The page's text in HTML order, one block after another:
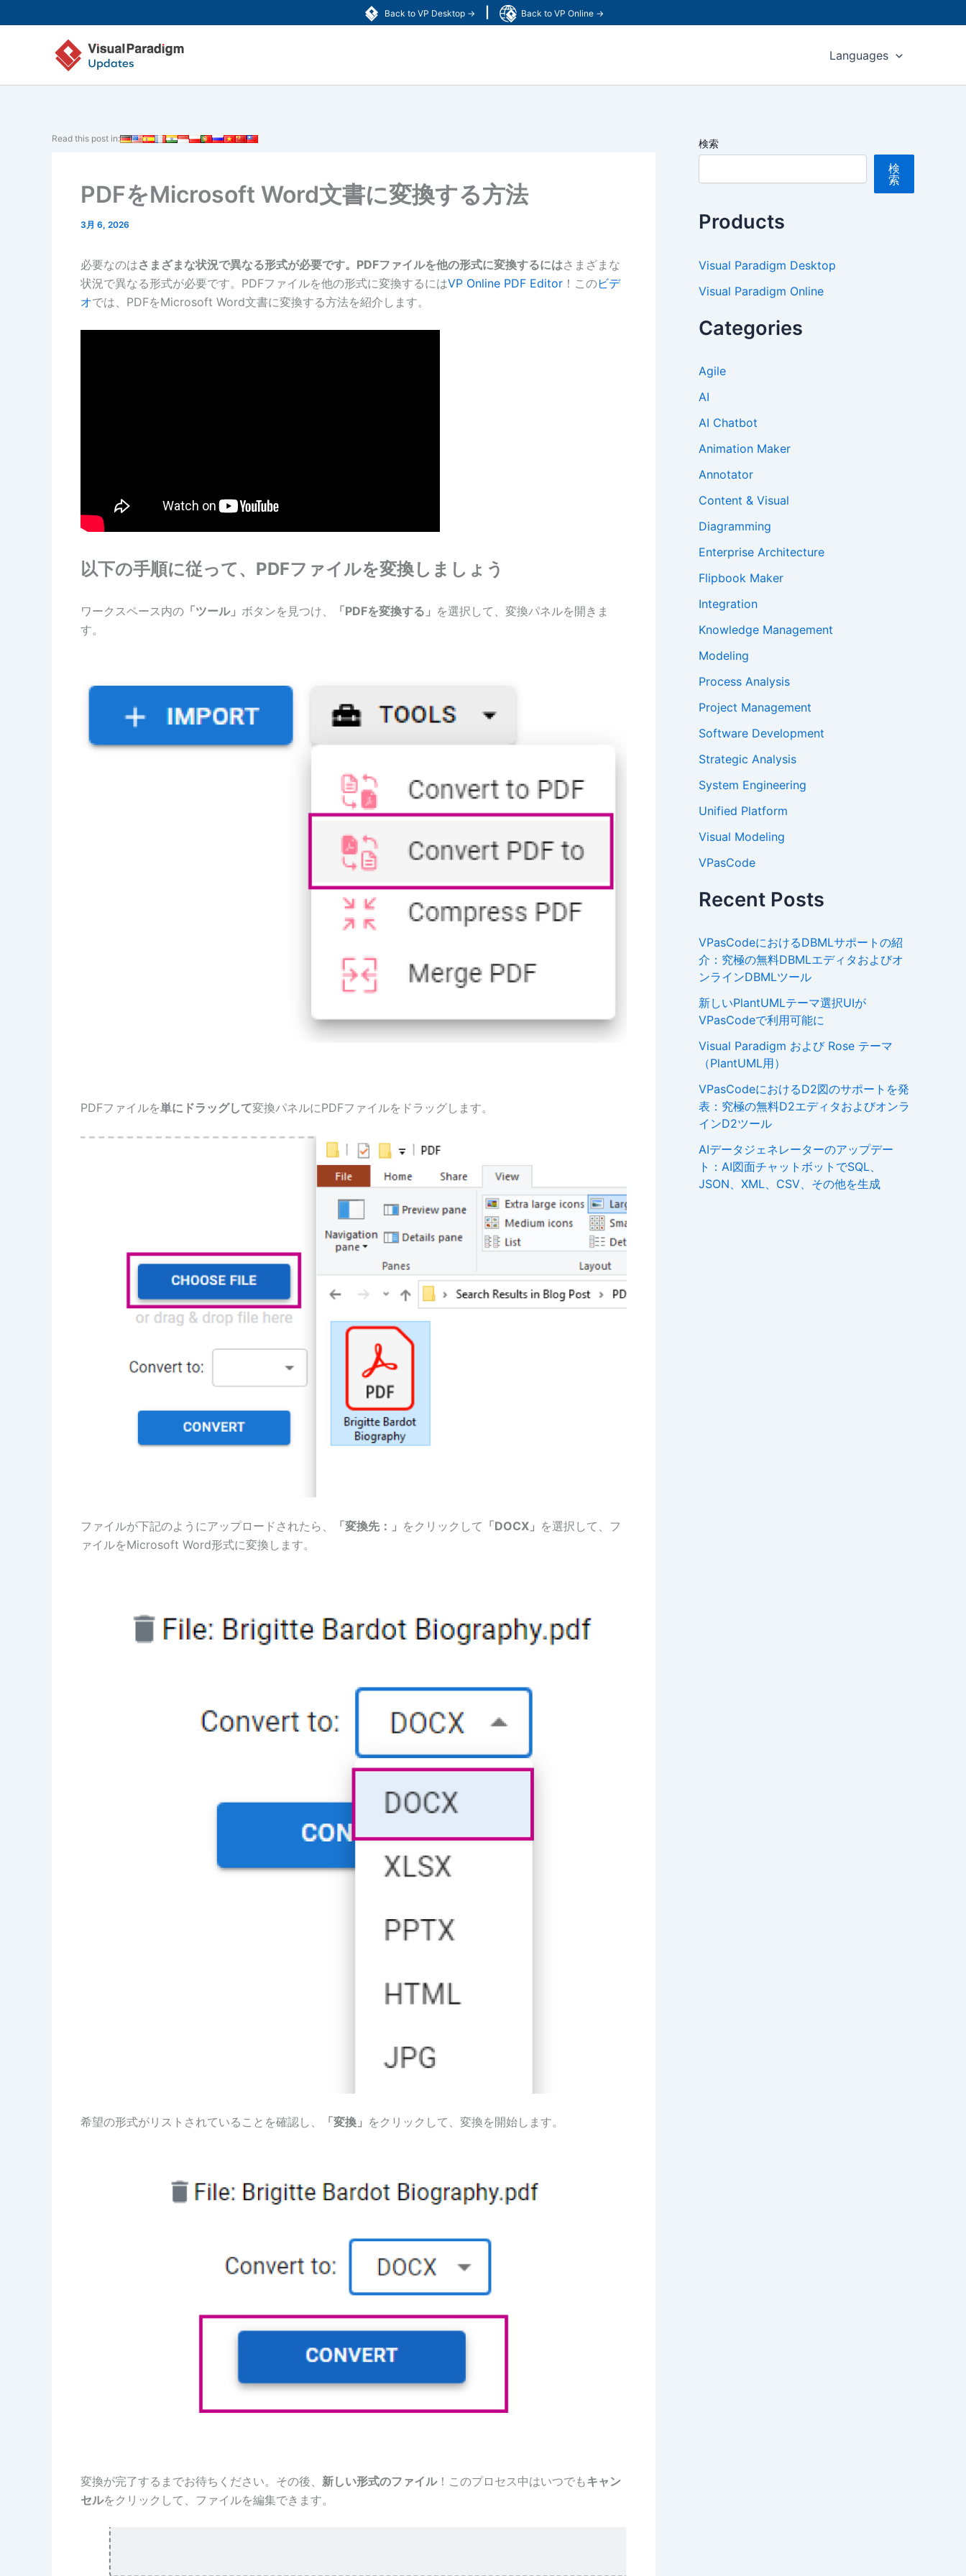
Back to VP Desktop → Back to VP Online →
容
キ
Languages
Read this post in:
PDFをMicrosoft Word文書に変換する方法
3月 6, 2026
必要なのはさまざまな状況で異なる形式が必要です。PDFファイルを他の形式に変換するにはさまざまな
状況で異なる形式が必要です。PDFファイルを他の形式に変換するにはVP Online PDF Editor ！このビデ
オでは、PDFをMicrosoft Word文書に変換する方法を紹介します。
以下の手順に従って、PDFファイルを変換しましょう
ワークスペース内の 「ツール」 ボタンを見つけ、 「PDFを変換する」 を選択して、変換パネルを開きま
す。
PDFファイルを単にドラッグして変換パネルにPDFファイルをドラッグします。
ファイルが下記のようにアップロードされたら、 「変換先：」 をクリックして 「DOCX」 を選択して、フ
ァイルをMicrosoft Word形式に変換します。
希望の形式がリストされていることを確認し、 「変換」 をクリックして、変換を開始します。
変換が完了するまでお待ちください。その後、 新しい形式のファイル！このプロセス中はいつでもキャン
セルをクリックして、ファイルを編集できます。
検索
検
索
Products
Visual Paradigm Desktop
Visual Paradigm Online
Categories
Agile
AI
AI Chatbot
Animation Maker
Annotator
Content & Visual
Diagramming
Enterprise Architecture
Flipbook Maker
Integration
Knowledge Management
Modeling
Process Analysis
Project Management
Software Development
Strategic Analysis
System Engineering
Unified Platform
Visual Modeling
VPasCode
Recent Posts
VPasCodeにおけるDBMLサポートの紹
介：究極の無料DBMLエディタおよびオ
ンラインDBMLツール
新しいPlantUMLテーマ選択UIが
VPasCodeで利用可能に
Visual Paradigm および Rose テーマ
（PlantUML用）
VPasCodeにおけるD2図のサポートを発
表：究極の無料D2エディタおよびオンラ
インD2ツール
AIデータジェネレーターのアップデー
ト：AI図面チャットボットでSQL、
JSON、XML、CSV、その他を生成